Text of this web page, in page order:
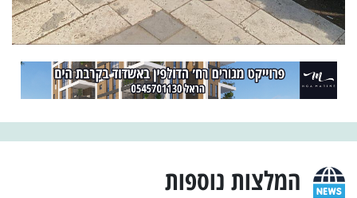
המלצות נוספות